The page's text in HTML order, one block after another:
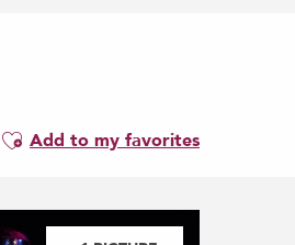
Ajouter aux favoris
Add to my favorites